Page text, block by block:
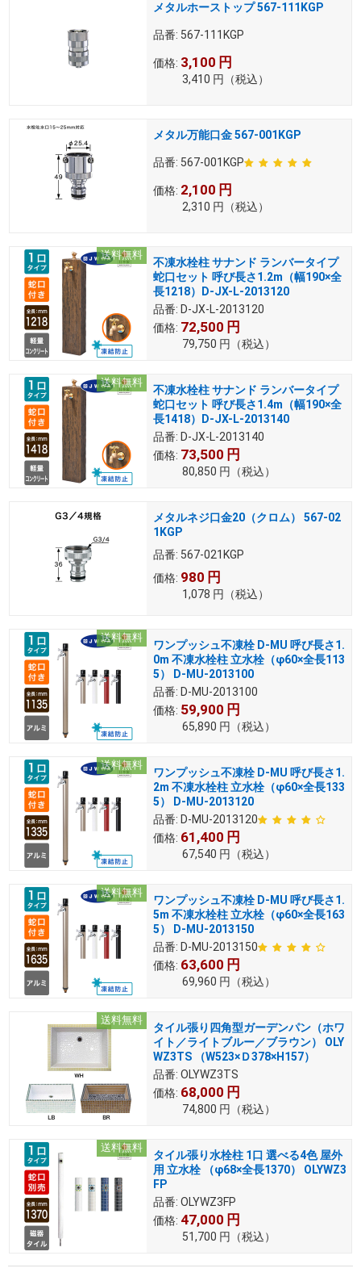
メタルホーストップ 567-111KGP
品番: 567-111KGP
価格: 3,100 円
3,410 円 （税込）
メタル万能口金 567-001KGP
品番: 567-001KGP
価格: 2,100 円
2,310 円 （税込）
送料無料
不凍水栓柱 サナンド ランバータイプ
蛇口セット 呼び長さ1.2m（幅190×全
長1218）D-JX-L-2013120
品番: D-JX-L-2013120
価格: 72,500 円
79,750 円 （税込）
送料無料
不凍水栓柱 サナンド ランバータイプ
蛇口セット 呼び長さ1.4m（幅190×全
長1418）D-JX-L-2013140
品番: D-JX-L-2013140
価格: 73,500 円
80,850 円 （税込）
メタルネジ口金20（クロム） 567-02
1KGP
品番: 567-021KGP
価格: 980 円
1,078 円 （税込）
送料無料
ワンプッシュ不凍栓 D-MU 呼び長さ1.
0m 不凍水栓柱 立水栓（φ60×全長113
5） D-MU-2013100
品番: D-MU-2013100
価格: 59,900 円
65,890 円 （税込）
送料無料
ワンプッシュ不凍栓 D-MU 呼び長さ1.
2m 不凍水栓柱 立水栓（φ60×全長133
5） D-MU-2013120
品番: D-MU-2013120
価格: 61,400 円
67,540 円 （税込）
送料無料
ワンプッシュ不凍栓 D-MU 呼び長さ1.
5m 不凍水栓柱 立水栓（φ60×全長163
5） D-MU-2013150
品番: D-MU-2013150
価格: 63,600 円
69,960 円 （税込）
送料無料
タイル張り四角型ガーデンパン（ホワ
イト／ライトブルー／ブラウン） OLY
WZ3TS （W523×Ｄ378×H157）
品番: OLYWZ3TS
価格: 68,000 円
74,800 円 （税込）
送料無料
タイル張り水栓柱 1口 選べる4色 屋外
用 立水栓 （φ68×全長1370） OLYWZ3
FP
品番: OLYWZ3FP
価格: 47,000 円
51,700 円 （税込）